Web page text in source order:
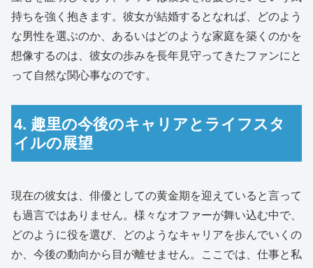
持ちを強く抱きます。彼女が結婚するとなれば、どのよう
な男性を選ぶのか、あるいはどのような家庭を築くのかを
想像するのは、彼女の歩みを長年見守ってきたファンにと
って自然な関心事なのです。
4. 趣里の今後のキャリアとライフスタ
イルの展望
現在の彼女は、俳優としての黄金期を迎えていると言って
も過言ではありません。様々なオファーが舞い込む中で、
どのように役を選び、どのようなキャリアを歩んでいくの
か、今後の動向から目が離せません。ここでは、仕事と私